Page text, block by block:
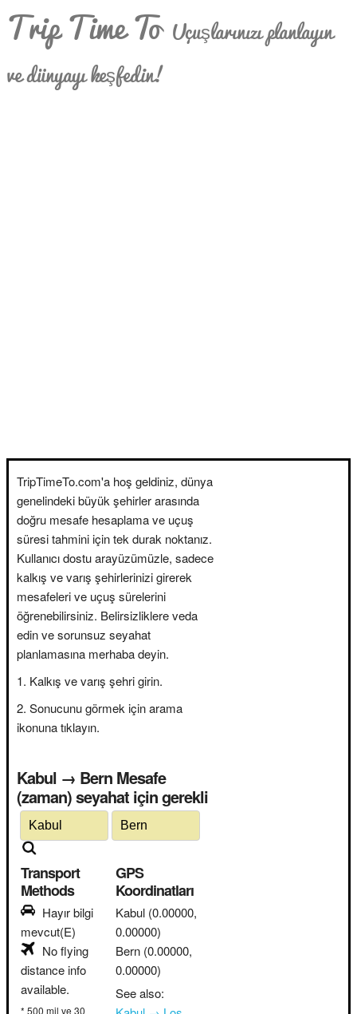
Trip Time To Uçuşlarınızı planlayın
ve dünyayı keşfedin!
TripTimeTo.com'a hoş geldiniz, dünya
genelindeki büyük şehirler arasında
doğru mesafe hesaplama ve uçuş
süresi tahmini için tek durak noktanız.
Kullanıcı dostu arayüzümüzle, sadece
kalkış ve varış şehirlerinizi girerek
mesafeleri ve uçuş sürelerini
öğrenebilirsiniz. Belirsizliklere veda
edin ve sorunsuz seyahat
planlamasına merhaba deyin.
Kalkış ve varış şehri girin.
Sonucunu görmek için arama
ikonuna tıklayın.
Kabul → Bern Mesafe
(zaman) seyahat için gerekli
Transport
Methods
Hayır bilgi
mevcut(E)
No flying
distance info
available.
* 500 mil ve 30
GPS
Koordinatları
Kabul (0.00000,
0.00000)
Bern (0.00000,
0.00000)
See also: